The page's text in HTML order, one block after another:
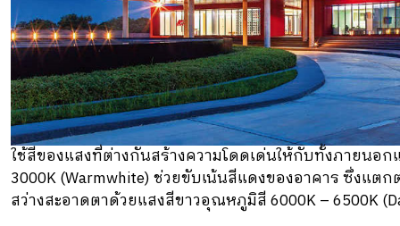
ใช้สีของแสงที่ต่างกันสร้างความโดดเด่นให้กับทั้งภายนอ
3000K (Warmwhite) ช่วยขับเน้นสีแดงของอาคาร ซึ่งแต
สว่างสะอาดตาด้วยแสงสีขาวอุณหภูมิสี 6000K – 6500K